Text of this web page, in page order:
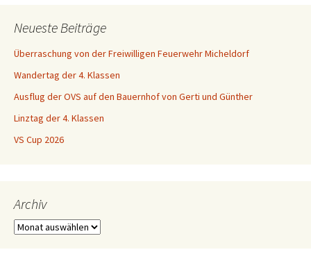
Neueste Beiträge
Überraschung von der Freiwilligen Feuerwehr Micheldorf
Wandertag der 4. Klassen
Ausflug der OVS auf den Bauernhof von Gerti und Günther
Linztag der 4. Klassen
VS Cup 2026
Archiv
Archiv